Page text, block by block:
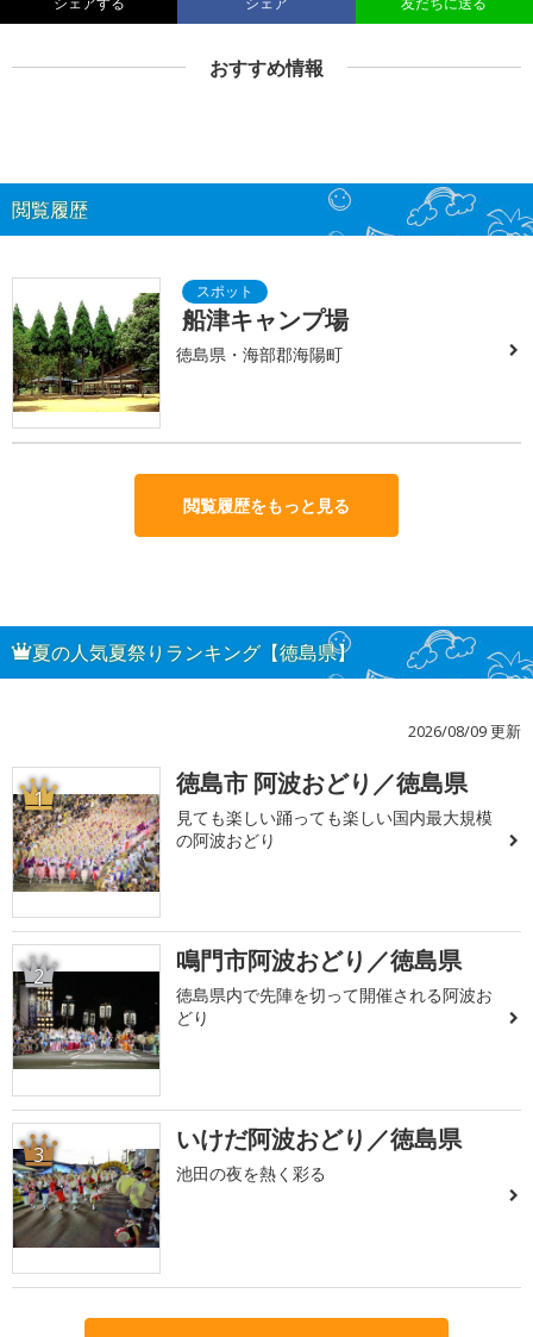
おすすめ情報
閲覧履歴
船津キャンプ場
徳島県・海部郡海陽町
閲覧履歴をもっと見る
夏の人気夏祭りランキング【徳島県】
2026/08/09 更新
1 徳島市 阿波おどり／徳島県
見ても楽しい踊っても楽しい国内最大規模
の阿波おどり
2 鳴門市阿波おどり／徳島県
徳島県内で先陣を切って開催される阿波お
どり
3 いけだ阿波おどり／徳島県
池田の夜を熱く彩る